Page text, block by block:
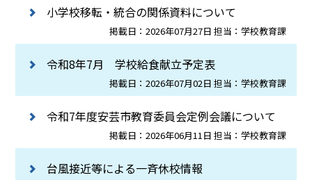
小学校移転・統合の関係資料について
掲載日：2026年07月27日 担当：学校教育課
令和8年7月 学校給食献立予定表
掲載日：2026年07月02日 担当：学校教育課
令和7年度安芸市教育委員会定例会議について
掲載日：2026年06月11日 担当：学校教育課
台風接近等による一斉休校情報